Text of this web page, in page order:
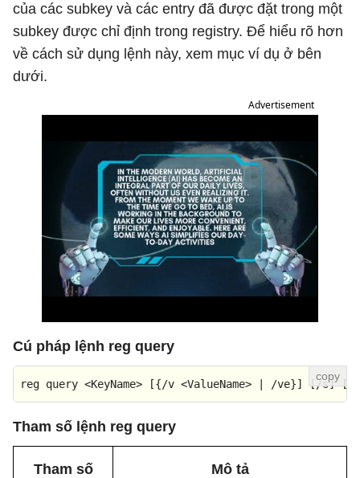
của các subkey và các entry đã được đặt trong một
subkey được chỉ định trong registry. Để hiểu rõ hơn
về cách sử dụng lệnh này, xem mục ví dụ ở bên
dưới.
Advertisement
Cú pháp lệnh reg query
reg query <KeyName> [{/v <ValueName> | /ve}]
Tham số lệnh reg query
Tham số Mô tả